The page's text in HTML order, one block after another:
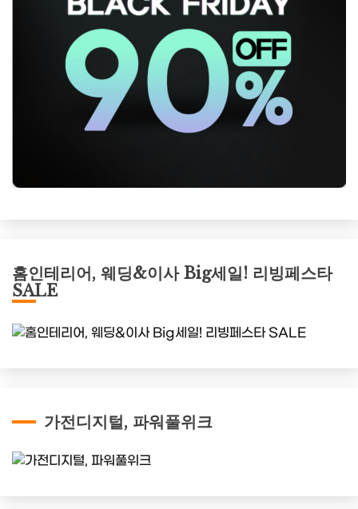
홈인테리어, 웨딩&이사 Big세일! 리빙페스타
SALE
가전디지털, 파워풀위크